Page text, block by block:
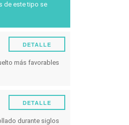
Fenología
del vino / uva
Energía
y enfermedades
de viñedos
de este tipo se
más favorables
DETALLE
durante siglos
DETALLE